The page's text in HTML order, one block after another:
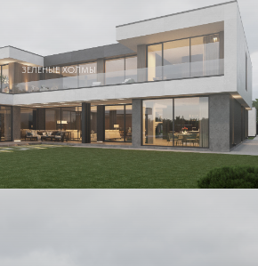
ЗЕЛЕНЫЕ ХОЛМЫ